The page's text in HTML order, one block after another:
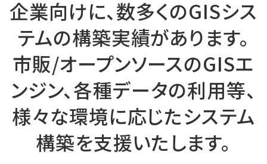
企業向けに、数多くのGISシス
テムの構築実績があります。
市販/オープンソースのGISエ
ンジン、各種データの利用等、
様々な環境に応じたシステム
構築を支援いたします。